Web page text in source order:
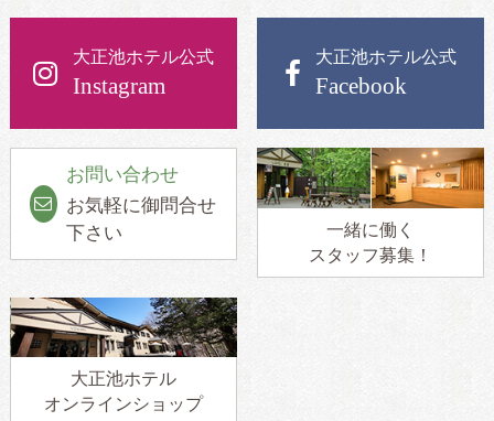
大正池ホテル公式
Instagram
大正池ホテル公式
Facebook
お問い合わせ
お気軽に御問合せ
下さい
一緒に働く
スタッフ募集！
大正池ホテル
オンラインショップ